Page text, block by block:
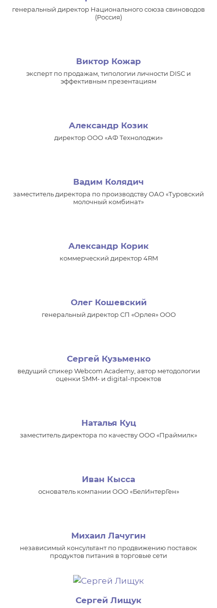
генеральный директор Национального союза свиноводов
(Россия)
Виктор Кожар
эксперт по продажам, типологии личности DISC и
эффективным презентациям
Александр Козик
директор ООО «АФ Технолоджи»
Вадим Колядич
заместитель директора по производству ОАО «Туровский
молочный комбинат»
Александр Корик
коммерческий директор 4RM
Олег Кошевский
генеральный директор СП «Орлея» ООО
Сергей Кузьменко
ведущий спикер Webcom Academy, автор методологии
оценки SMM- и digital-проектов
Наталья Куц
заместитель директора по качеству ООО «Праймилк»
Иван Кысса
основатель компании ООО «БелИнтерГен»
Михаил Лачугин
независимый консультант по продвижению поставок
продуктов питания в торговые сети
Сергей Лищук